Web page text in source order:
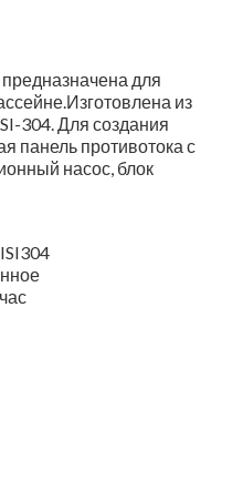
для
из
304. Для создания
панель противотока с
насос, блок